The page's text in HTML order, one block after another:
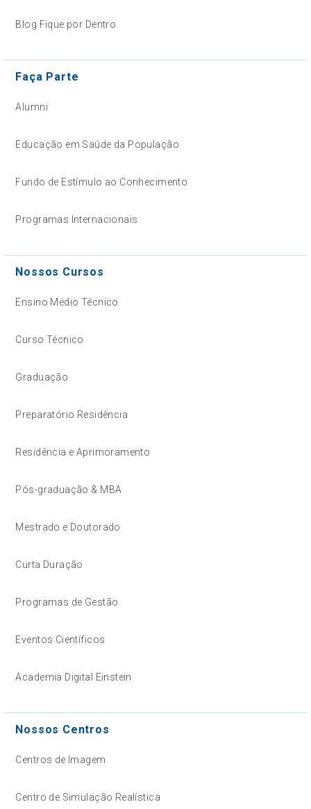
Blog Fique por Dentro
Faça Parte
Alumni
Educação em Saúde da População
Fundo de Estímulo ao Conhecimento
Programas Internacionais
Nossos Cursos
Ensino Médio Técnico
Curso Técnico
Graduação
Preparatório Residência
Residência e Aprimoramento
Pós-graduação & MBA
Mestrado e Doutorado
Curta Duração
Programas de Gestão
Eventos Científicos
Academia Digital Einstein
Nossos Centros
Centros de Imagem
Centro de Simulação Realística